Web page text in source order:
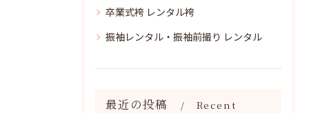
卒業式袴 レンタル袴
振袖レンタル・振袖前撮り レンタル
最近の投稿
Recent